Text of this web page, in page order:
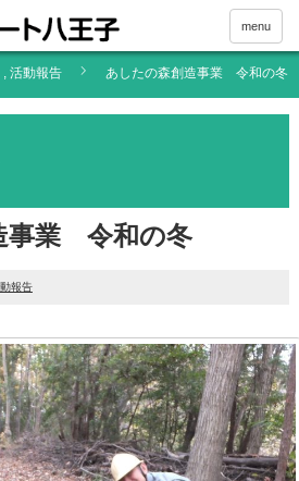
menu
, 活動報告 あしたの森創造事業 令和の冬
事業 令和の冬
報告